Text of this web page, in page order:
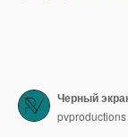
Черный
pvproductions